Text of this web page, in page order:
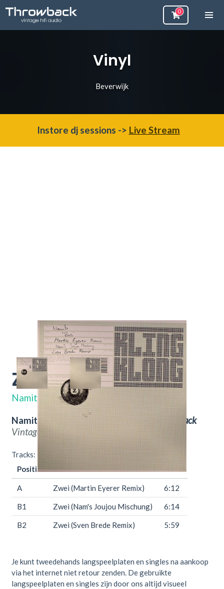
Vinyl
Beverwijk
Instore dj sessions -> Live Stream
Zwei KLING004
Namito
Namito – Zwei. Nu verkrijgbaar bijThrowback
Vintage Hifi & Vinyl.
Tracks:
Positie
Titel Duur
A Zwei (Martin Eyerer Remix) 6:12
B1 Zwei (Nam's Joujou Mischung) 6:14
B2 Zwei (Sven Brede Remix) 5:59
Je kunt tweedehands langspeelplaten en singles na aankoop
via het internet niet retour zenden. De gebruikte
langspeelplaten en singles zijn door ons altijd visueel